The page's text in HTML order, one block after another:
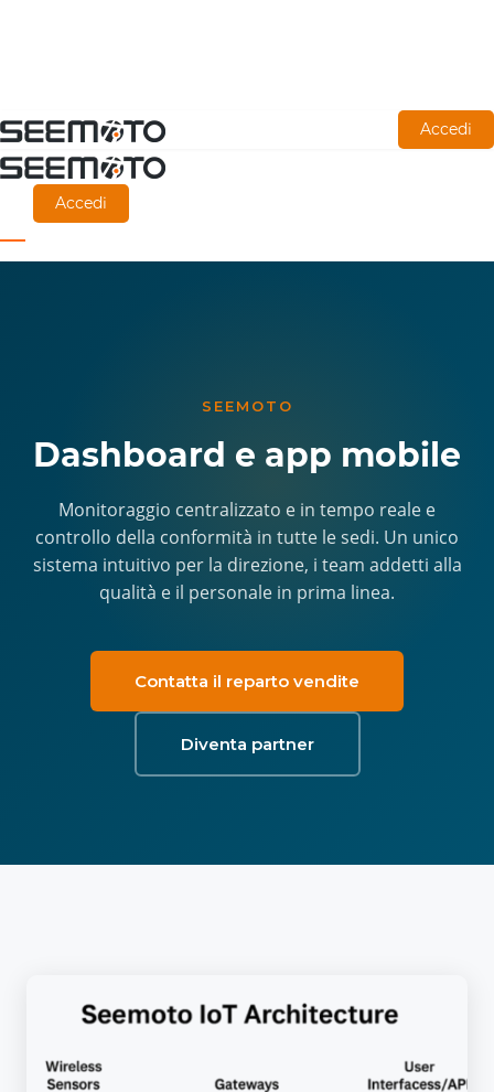
Vai
al
contenuto
principale
Accedi
Accedi
SEEMOTO
Dashboard e app mobile
Monitoraggio centralizzato e in tempo reale e
controllo della conformità in tutte le sedi. Un unico
sistema intuitivo per la direzione, i team addetti alla
qualità e il personale in prima linea.
Contatta il reparto vendite
Diventa partner